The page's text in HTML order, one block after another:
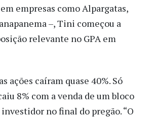
empresas como Alpargatas,
–, Tini começou a
relevante no GPA em
ações caíram quase 40%. Só
8% com a venda de um bloco
no final do pregão. “O